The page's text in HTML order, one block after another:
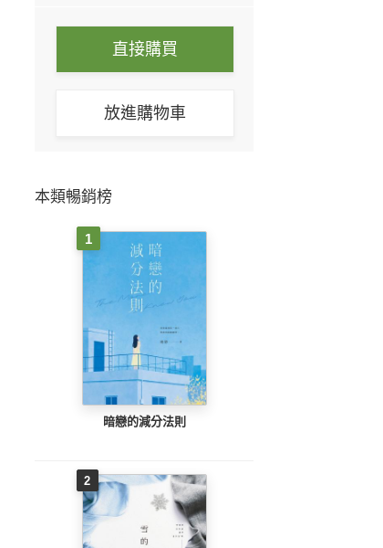
直接購買
放進購物車
本類暢銷榜
1
暗戀的減分法則
2